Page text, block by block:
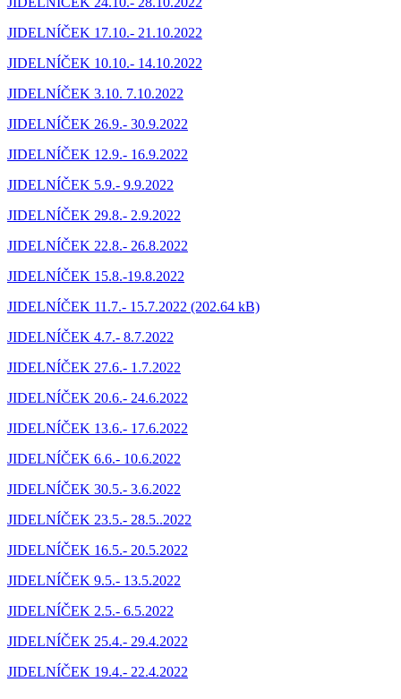
JIDELNÍČEK 17.10.- 21.10.2022
JIDELNÍČEK 10.10.- 14.10.2022
JIDELNÍČEK 3.10. 7.10.2022
JIDELNÍČEK 26.9.- 30.9.2022
JIDELNÍČEK 12.9.- 16.9.2022
JIDELNÍČEK 5.9.- 9.9.2022
JIDELNÍČEK 29.8.- 2.9.2022
JIDELNÍČEK 22.8.- 26.8.2022
JIDELNÍČEK 15.8.-19.8.2022
JIDELNÍČEK 11.7.- 15.7.2022 (202.64 kB)
JIDELNÍČEK 4.7.- 8.7.2022
JIDELNÍČEK 27.6.- 1.7.2022
JIDELNÍČEK 20.6.- 24.6.2022
JIDELNÍČEK 13.6.- 17.6.2022
JIDELNÍČEK 6.6.- 10.6.2022
JIDELNÍČEK 30.5.- 3.6.2022
JIDELNÍČEK 23.5.- 28.5..2022
JIDELNÍČEK 16.5.- 20.5.2022
JIDELNÍČEK 9.5.- 13.5.2022
JIDELNÍČEK 2.5.- 6.5.2022
JIDELNÍČEK 25.4.- 29.4.2022
JIDELNÍČEK 19.4.- 22.4.2022